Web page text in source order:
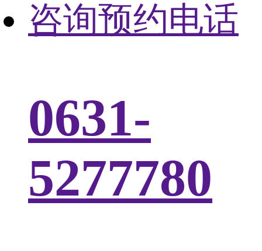
咨询预约电话
0631-
5277780